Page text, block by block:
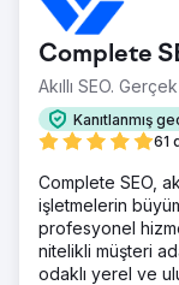
Complete
Akıllı SEO.
Kanıtlanmış
61
Complete SEO,
işletmelerin
profesyonel
nitelikli müşteri
odaklı yerel ve